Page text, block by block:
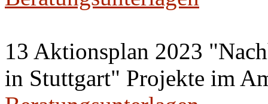
13 Aktionsplan 2023
in Stuttgart" Projekte im